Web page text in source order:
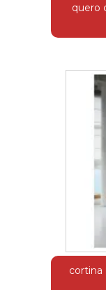
quero
cortina